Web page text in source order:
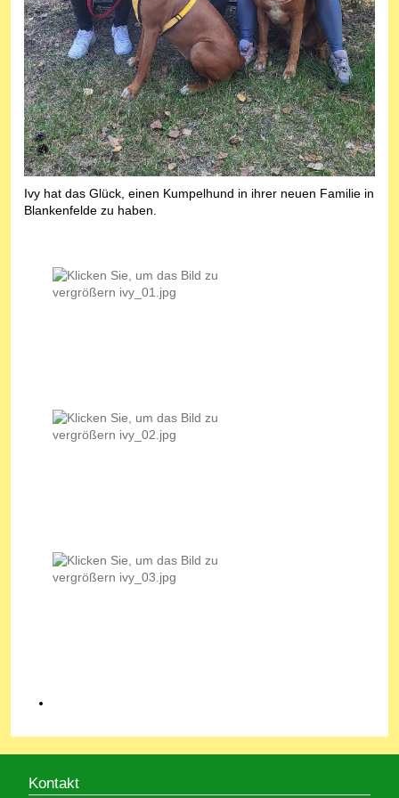
Ivy hat das Glück, einen Kumpelhund in ihrer neuen Familie in
Blankenfelde zu haben.
Kontakt